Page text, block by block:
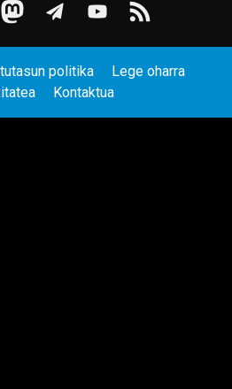
politika
Lege oharra
Kontaktua